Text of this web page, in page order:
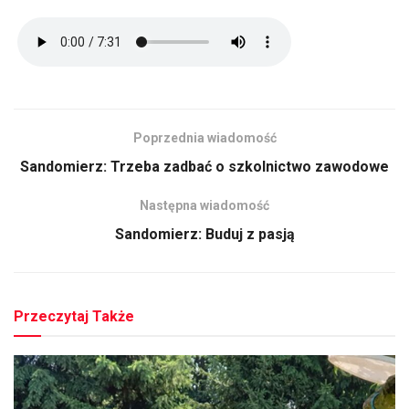
Poprzednia wiadomość
Sandomierz: Trzeba zadbać o szkolnictwo zawodowe
Następna wiadomość
Sandomierz: Buduj z pasją
Przeczytaj Także